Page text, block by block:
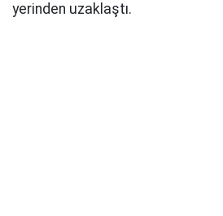
yerinden uzaklaştı.